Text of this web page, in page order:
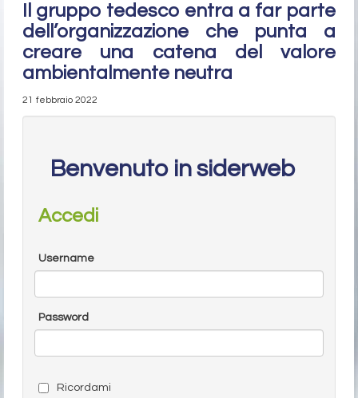
Il gruppo tedesco entra a far parte
dell’organizzazione che punta a
creare una catena del valore
ambientalmente neutra
21 febbraio 2022
Benvenuto in siderweb
Accedi
Username
Password
Ricordami